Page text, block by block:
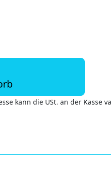
kann die USt. an der Kasse